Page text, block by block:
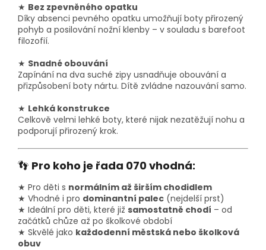
★ Bez zpevněného opatku
Díky absenci pevného opatku umožňují boty přirozený
pohyb a posilování nožní klenby – v souladu s barefoot
filozofií.
★ Snadné obouvání
Zapínání na dva suché zipy usnadňuje obouvání a
přizpůsobení boty nártu. Dítě zvládne nazouvání samo.
★ Lehká konstrukce
Celkově velmi lehké boty, které nijak nezatěžují nohu a
podporují přirozený krok.
👣 Pro koho je řada 070 vhodná:
★ Pro děti s normálním až širším chodidlem
★ Vhodné i pro dominantní palec (nejdelší prst)
★ Ideální pro děti, které již samostatně chodí – od
začátků chůze až po školkové období
★ Skvělé jako každodenní městská nebo školková
obuv